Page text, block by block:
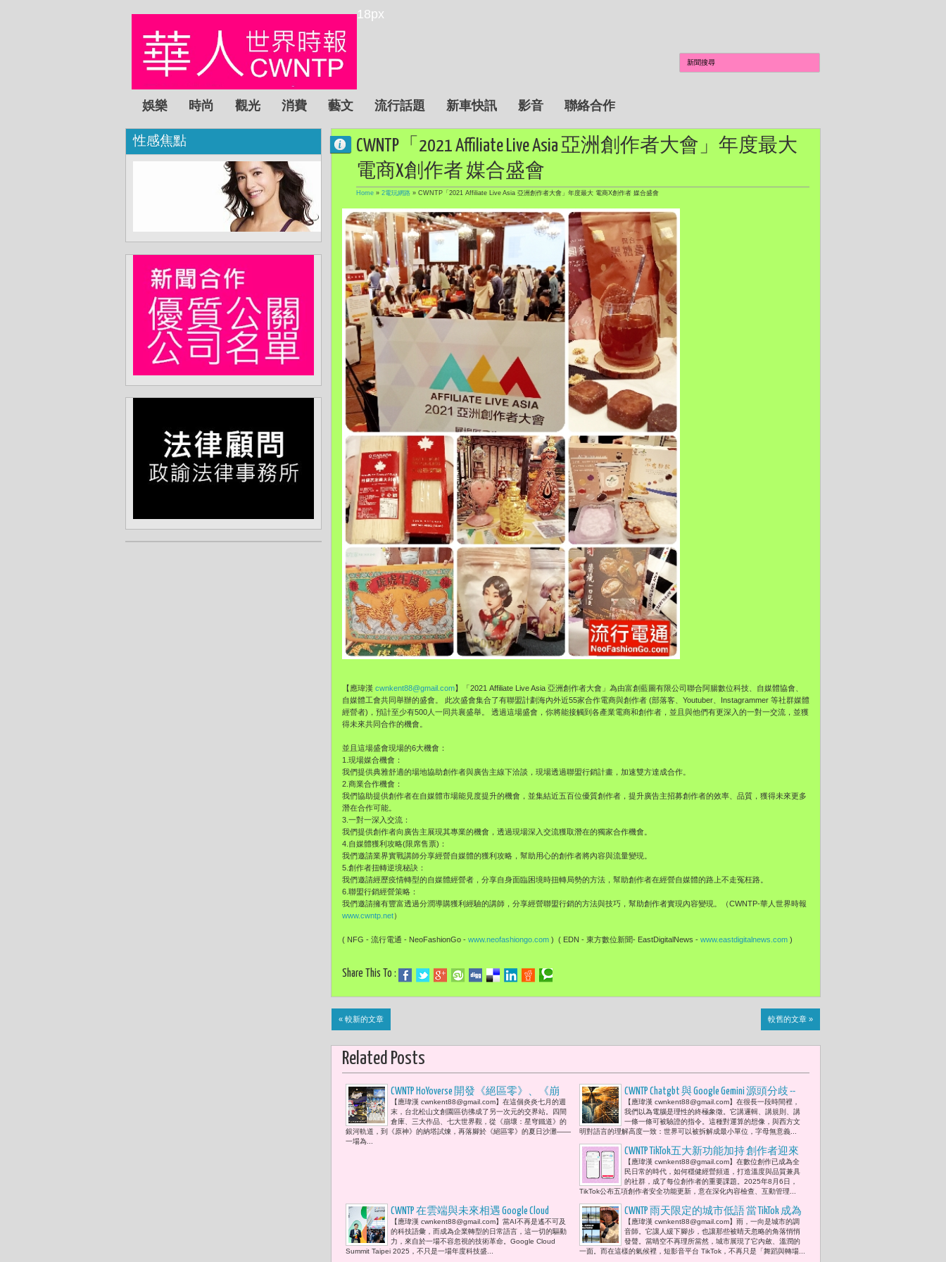
18px
娛樂 時尚 觀光 消費 藝文 流行話題 新車快訊 影音 聯絡合作
CWNTP「2021 Affiliate Live Asia 亞洲創作者大會」年度最大
電商X創作者 媒合盛會
Home » 2電玩網路 » CWNTP「2021 Affiliate Live Asia 亞洲創作者大會」年度最大 電商X創作者 媒合盛會
【應瑋漢 cwnkent88@gmail.com】「2021 Affiliate Live Asia 亞洲創作者大會」為由富創藍圖有限公司聯合阿腸數位科技、自媒體協會、
自媒體工會共同舉辦的盛會。 此次盛會集合了有聯盟計劃海內外近55家合作電商與創作者 (部落客、Youtuber、Instagrammer 等社群媒體
經營者)，預計至少有500人一同共襄盛舉。 透過這場盛會，你將能接觸到各產業電商和創作者，並且與他們有更深入的一對一交流，並獲
得未來共同合作的機會。
並且這場盛會現場的6大機會：
1.現場媒合機會：
我們提供典雅舒適的場地協助創作者與廣告主線下洽談，現場透過聯盟行銷計畫，加速雙方達成合作。
2.商業合作機會：
我們協助提供創作者在自媒體市場能見度提升的機會，並集結近五百位優質創作者，提升廣告主招募創作者的效率、品質，獲得未來更多
潛在合作可能。
3.一對一深入交流：
我們提供創作者向廣告主展現其專業的機會，透過現場深入交流獲取潛在的獨家合作機會。
4.自媒體獲利攻略(限席售票)：
我們邀請業界實戰講師分享經營自媒體的獲利攻略，幫助用心的創作者將內容與流量變現。
5.創作者扭轉逆境秘訣：
我們邀請經歷疫情轉型的自媒體經營者，分享自身面臨困境時扭轉局勢的方法，幫助創作者在經營自媒體的路上不走冤枉路。
6.聯盟行銷經營策略：
我們邀請擁有豐富透過分潤導購獲利經驗的講師，分享經營聯盟行銷的方法與技巧，幫助創作者實現內容變現。（CWNTP-華人世界時報
www.cwntp.net）
( NFG - 流行電通 - NeoFashionGo - www.neofashiongo.com ) ( EDN - 東方數位新聞- EastDigitalNews - www.eastdigitalnews.com )
Share This To :
« 較新的文章 較舊的文章 »
Related Posts
CWNTP HoYoverse 開發《絕區零》、《崩
壞：星穹鐵道》、《原神》3款作品 銀
河快閃祭 當夏日熱浪撞上異世界 松菸
成為玩家的宇宙集會所 風雨無阻
【應瑋漢 cwnkent88@gmail.com】在這個炎炎七月的週
末，台北松山文創園區彷彿成了另一次元的交界站。四間
倉庫、三大作品、七大世界觀，從《崩壞：星穹鐵道》的
銀河軌道，到《原神》的納塔試煉，再落腳於《絕區零》的夏日沙灘——
一場為...
CWNTP Chatgbt 與 Google Gemini 源頭分歧 --
當 AI 開始「識字」而不是「拼字」--
「從拼音文明到象形架構，AI 正在改寫
世界的閱讀方式 。」
【應瑋漢 cwnkent88@gmail.com】在很長一段時間裡，
我們以為電腦是理性的終極象徵。它講邏輯、講規則、講
一條一條可被驗證的指令。這種對運算的想像，與西方文
明對語言的理解高度一致：世界可以被拆解成最小單位，字母無意義...
CWNTP TikTok五大新功能加持 創作者迎來
友善社群與精準內容管理時代
【應瑋漢 cwnkent88@gmail.com】在數位創作已成為全
民日常的時代，如何穩健經營頻道，打造溫度與品質兼具
的社群，成了每位創作者的重要課題。2025年8月6日，
TikTok公布五項創作者安全功能更新，意在深化內容檢查、互動管理...
CWNTP 在雲端與未來相遇 Google Cloud
Summit Taipei 2025 打開台灣產業AI革新新扉
頁 陳愷新：「我們很高興能與各行各業
的領導者合作，將AI的力量帶入他們的
【應瑋漢 cwnkent88@gmail.com】當AI不再是遙不可及
的科技語彙，而成為企業轉型的日常語言，這一切的驅動
力，來自於一場不容忽視的技術革命。Google Cloud
Summit Taipei 2025，不只是一場年度科技盛...
CWNTP 雨天限定的城市低語 當 TikTok 成為
你文化散步的嚮導 一起美術館走讀、磚
廠探險、老屋尋寶、書店漫步
【應瑋漢 cwnkent88@gmail.com】雨，一向是城市的調
音師。它讓人緩下腳步，也讓那些被晴天忽略的角落悄悄
發聲。當晴空不再理所當然，城市展現了它內斂、溫潤的
一面。而在這樣的氣候裡，短影音平台 TikTok，不再只是「舞蹈與轉場...
性感焦點